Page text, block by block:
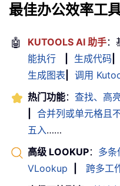
最佳办公效率工
🤖 KUTOOLS AI 助手：
能执行
生成代码
生成图表
调用
热门功能： 查找、高
合并列或单元格且
五入……
高级 LOOKUP： 多
VLookup
跨多工